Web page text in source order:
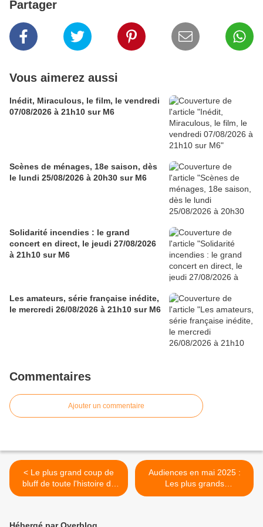
Partager
Vous aimerez aussi
Inédit, Miraculous, le film, le vendredi
07/08/2026 à 21h10 sur M6
Scènes de ménages, 18e saison, dès
le lundi 25/08/2026 à 20h30 sur M6
Solidarité incendies : le grand
concert en direct, le jeudi 27/08/2026
à 21h10 sur M6
Les amateurs, série française inédite,
le mercredi 26/08/2026 à 21h10 sur M6
Commentaires
Ajouter un commentaire
< Le plus grand coup de
bluff de toute l'histoire de
Koh-lanta, annoncé par
Audiences en mai 2025 :
Les plus grands
événements ont été sur